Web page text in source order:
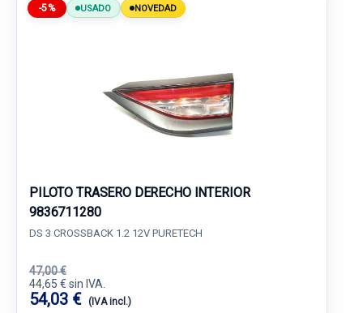
-5% USADO NOVEDAD
PILOTO TRASERO DERECHO INTERIOR
9836711280
DS 3 CROSSBACK 1.2 12V PURETECH
47,00 €
44,65 € sin IVA.
54,03 € (IVA incl.)